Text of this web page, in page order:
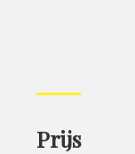
Prijs